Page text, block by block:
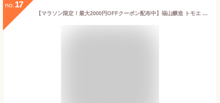
no. 17
【マラソン限定！最大2000円OFFクーポン配布中】福山醸造 トモエ 道民の醤油日高昆布 450ml × 3個